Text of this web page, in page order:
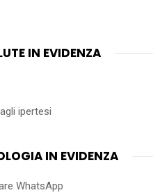
IN EVIDENZA
ipertesi
IN EVIDENZA
WhatsApp